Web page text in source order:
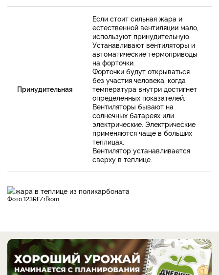
Принудительная
Если стоит сильная жара и
естественной вентиляции мало,
используют принудительную.
Устанавливают вентиляторы и
автоматические термоприводы
на форточки.
Форточки будут открываться
без участия человека, когда
температура внутри достигнет
определенных показателей.
Вентиляторы бывают на
солнечных батареях или
электрические. Электрические
применяются чаще в больших
теплицах.
Вентилятор устанавливается
сверху в теплице.
фото 123RF/rfkom